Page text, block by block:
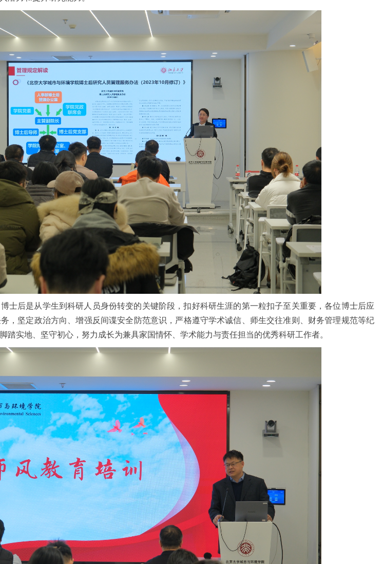
士后是从学生到科研人员身份转变的关键阶段，扣好科研生涯的第一粒扣子至关重要，各位博士后应
，坚定政治方向、增强反间谍安全防范意识，严格遵守学术诚信、师生交往准则、财务管理规范等纪
踏实地、坚守初心，努力成长为兼具家国情怀、学术能力与责任担当的优秀科研工作者。